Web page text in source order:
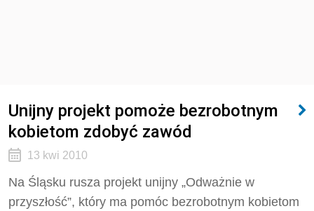
Unijny projekt pomoże bezrobotnym
kobietom zdobyć zawód
13 kwi 2010
Na Śląsku rusza projekt unijny „Odważnie w
przyszłość”, który ma pomóc bezrobotnym kobietom